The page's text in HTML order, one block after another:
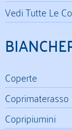
Vedi Tutte Le
Coperte
Coprimaterasso
Copripiumini